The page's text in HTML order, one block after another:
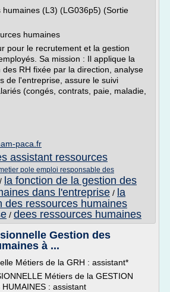
humaines (L3) (LG036p5) (Sortie
humaines
pour le recrutement et la gestion
Sa mission : Il applique la
des RH fixée par la direction, analyse
de l'entreprise, assure le suivi
(congés, contrats, paie, maladie,
paca.fr
assistant ressources
pole emploi responsable des
/ la fonction de la gestion des
dans l'entreprise / la
des ressources humaines
/ dees ressources humaines
Gestion des
à ...
Métiers de la GRH : assistant*
Métiers de la GESTION
HUMAINES : assistant